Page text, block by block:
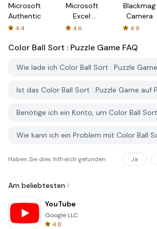
Microsoft
Authenticator
4.4
Microsoft
Excel:
Spreadsheets
4.6
Blackmagic
Camera
4.9
Color Ball Sort : Puzzle Game FAQ
Haben Sie dies hilfreich gefunden Ja
Am beliebtesten
YouTube
Google LLC
4.8